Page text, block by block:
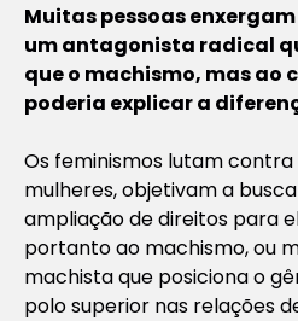
Muitas pessoas
um antagonista radical
que o machismo, mas ao
poderia explicar a
Os feminismos lutam
mulheres, objetivam a
ampliação de direitos para
portanto ao machismo, ou
machista que posiciona o
polo superior nas relações